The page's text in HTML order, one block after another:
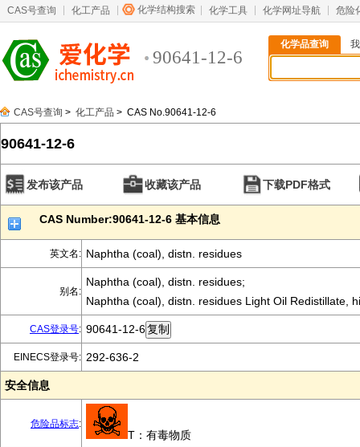
CAS号查询 化工产品 化学结构搜索 化学工具 化学网址导航 危险
90641-12-6
化学品查询
CAS号查询 > 化工产品 > CAS No.90641-12-6
90641-12-6
发布该产品 收藏该产品 下载PDF格式
CAS Number:90641-12-6 基本信息
英文名: Naphtha (coal), distn. residues
别名:
Naphtha (coal), distn. residues;
Naphtha (coal), distn. residues Light Oil Redistillate,
CAS登录号: 90641-12-6
EINECS登录号: 292-636-2
安全信息
危险品标志:
T：有毒物质